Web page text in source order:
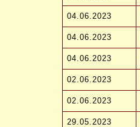
04.06.2023
04.06.2023
04.06.2023
02.06.2023
02.06.2023
29.05.2023